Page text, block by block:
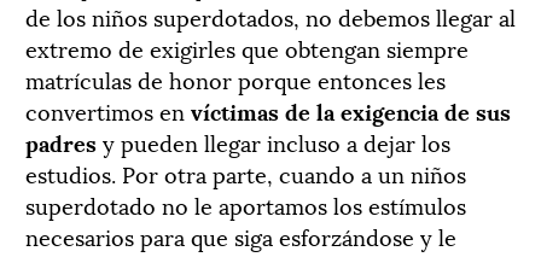
de los niños superdotados, no debemos llegar al
extremo de exigirles que obtengan siempre
matrículas de honor porque entonces les
convertimos en víctimas de la exigencia de sus
padresy pueden llegar incluso a dejar los
estudios. Por otra parte, cuando a un niños
superdotado no le aportamos los estímulos
necesarios para que siga esforzándose y le